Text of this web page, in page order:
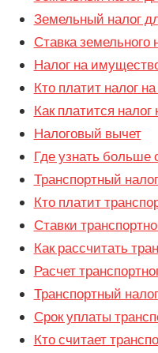
Земельный налог
Ставка земельного
Налог на
Кто платит налог
Как платится
Налоговый вычет
Где узнать больше
Транспортный налог
Кто платит
Ставки
Как рассчитать
Расчет
Транспортный
Срок уплаты
Кто считает